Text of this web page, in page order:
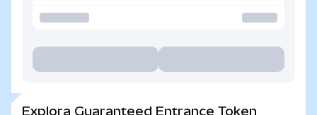
Explora Guaranteed Entrance Token